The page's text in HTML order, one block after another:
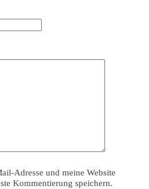
Adresse und meine Website
Kommentierung speichern.